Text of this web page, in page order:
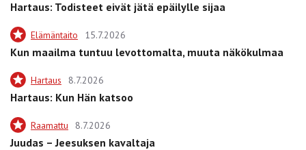
Hartaus: Todisteet eivät jätä epäilylle sijaa
Elämäntaito 15.7.2026
Kun maailma tuntuu levottomalta, muuta näkökulmaa
Hartaus 8.7.2026
Hartaus: Kun Hän katsoo
Raamattu 8.7.2026
Juudas – Jeesuksen kavaltaja